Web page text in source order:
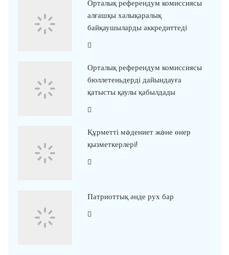
Орталық референдум комиссиясы
алғашқы халықаралық
байқаушыларды аккредиттеді
Орталық референдум комиссиясы
бюллетеньдерді дайындауға
қатысты қаулы қабылдады
Құрметті мəдениет жəне өнер
қызметкерлері!
Патриоттық әнде рух бар